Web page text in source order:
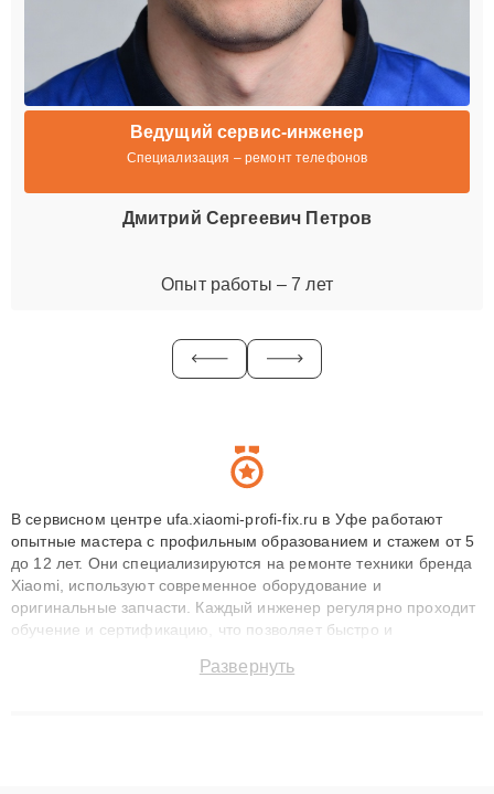
Ведущий сервис-инженер
Специализация – ремонт телефонов
Дмитрий Сергеевич Петров
Опыт работы – 7 лет
В сервисном центре ufa.xiaomi-profi-fix.ru в Уфе работают
опытные мастера с профильным образованием и стажем от 5
до 12 лет. Они специализируются на ремонте техники бренда
Xiaomi, используют современное оборудование и
оригинальные запчасти. Каждый инженер регулярно проходит
обучение и сертификацию, что позволяет быстро и
сохранением гарантии до 3 лет. Наши мастера решают
Развернуть